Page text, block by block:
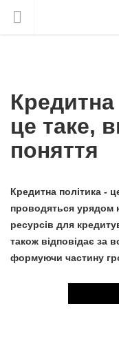
це таке,
поняття
Кредитна політика -
проводяться урядом
ресурсів для
також відповідає за
формуючи частину